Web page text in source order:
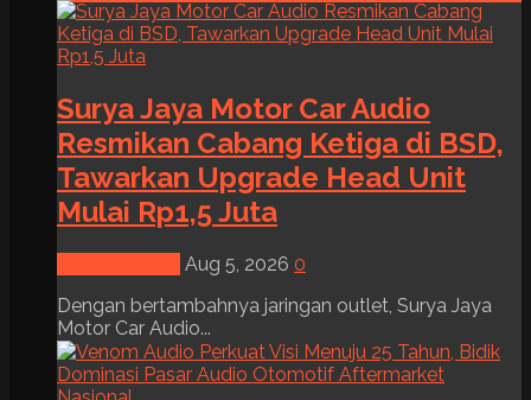
Surya Jaya Motor Car Audio
Resmikan Cabang Ketiga di BSD,
Tawarkan Upgrade Head Unit
Mulai Rp1,5 Juta
Aug 5, 2026 0
Dengan bertambahnya jaringan outlet, Surya Jaya
Motor Car Audio...